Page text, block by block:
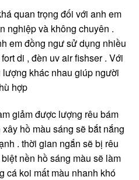
quan trọng đối với anh em
nghiệp và không chuyên .
em đồng ngư sử dụng nhiều
di , đèn uv air fishser . Với
khác nhau giúp người
hợp
giảm được lượng rêu bám
hồ màu sáng sẽ bắt nắng
. thời gian ngắn sẽ bị rêu
nền hồ sáng màu sẽ làm
cá koi mất màu nhanh khó